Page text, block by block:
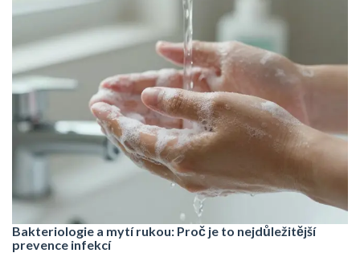
Bakteriologie a mytí rukou: Proč je to nejdůležitější
prevence infekcí